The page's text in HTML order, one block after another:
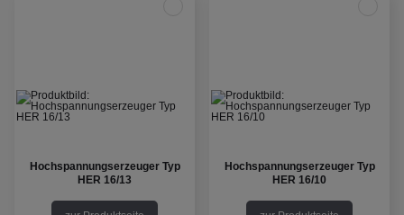
Hochspannungserzeuger Typ
HER 16/13
Hochspannungserzeuger Typ
HER 16/10